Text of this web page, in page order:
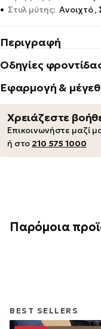
• Στυλ μύτης: Ανοιχτό ,
Περιγραφή
Οδηγίες
Εφαρμογή &
Χρειάζεστε
Επικοινωνήστε μαζί
ή στο 210 575 1000
Παρόμοια
BEST SELLERS